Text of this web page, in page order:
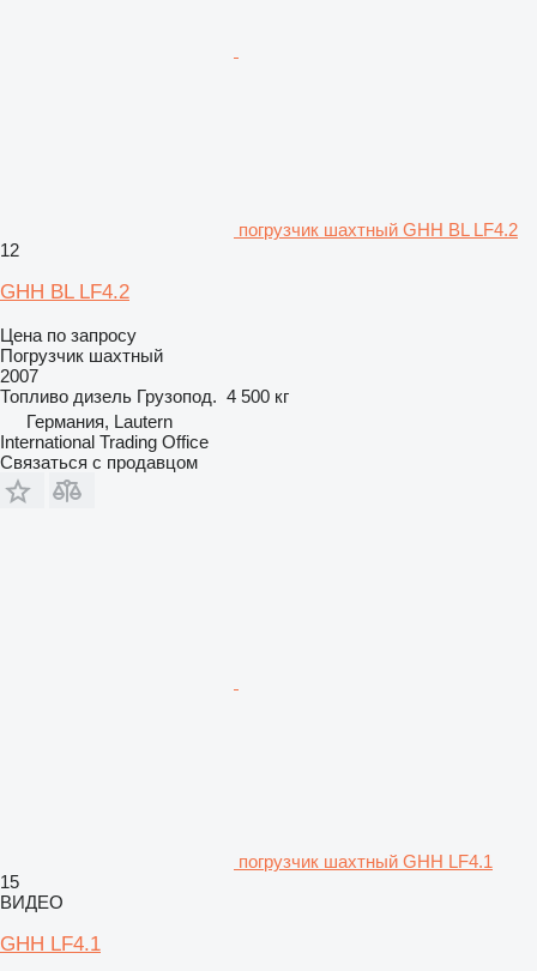
погрузчик шахтный GHH BL LF4.2
12
GHH BL LF4.2
Цена по запросу
Погрузчик шахтный
2007
Топливо дизель Грузопод. 4 500 кг
Германия, Lautern
International Trading Office
Связаться с продавцом
погрузчик шахтный GHH LF4.1
15
ВИДЕО
GHH LF4.1